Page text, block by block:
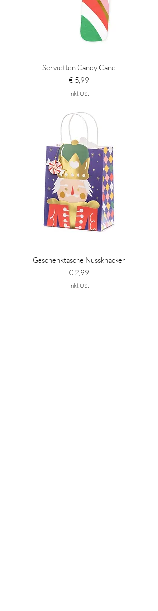
Servietten Candy Cane
Preis
€ 5,99
inkl. USt
Geschenktasche Nussknacker
Preis
€ 2,99
inkl. USt